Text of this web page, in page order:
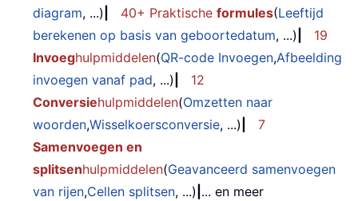
diagram, ...) 40+ Praktische formules(Leeftijd
berekenen op basis van geboortedatum, ...)
19
Invoeghulpmiddelen(QR-code Invoegen,Afbeelding
invoegen vanaf pad, ...)
12
Conversiehulpmiddelen(Omzetten naar
woorden,Wisselkoersconversie, ...)
7
Samenvoegen en
splitsenhulpmiddelen(Geavanceerd samenvoegen
van rijen,Cellen splitsen, ...) ... en meer